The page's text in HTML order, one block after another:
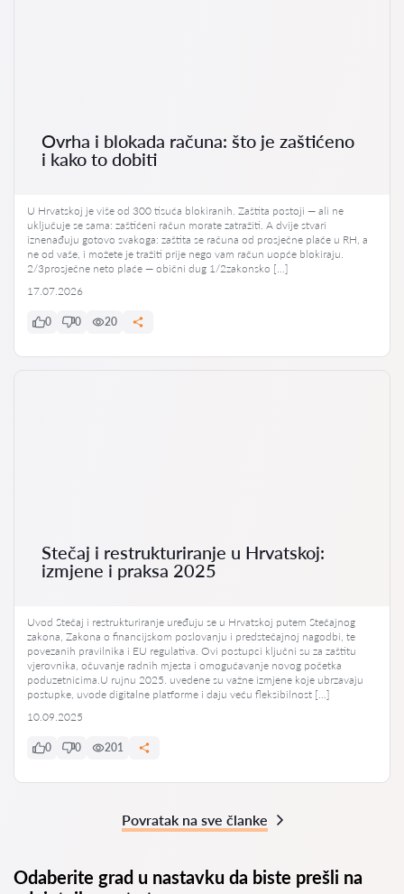
Ovrha i blokada računa: što je zaštićeno
i kako to dobiti
U Hrvatskoj je više od 300 tisuća blokiranih. Zaštita postoji — ali ne
uključuje se sama: zaštićeni račun morate zatražiti. A dvije stvari
iznenađuju gotovo svakoga: zaštita se računa od prosječne plaće u RH, a
ne od vaše, i možete je tražiti prije nego vam račun uopće blokiraju.
2/3prosječne neto plaće — obični dug 1/2zakonsko […]
17.07.2026
0 0 20
Stečaj i restrukturiranje u Hrvatskoj:
izmjene i praksa 2025
Uvod Stečaj i restrukturiranje uređuju se u Hrvatskoj putem Stečajnog
zakona, Zakona o financijskom poslovanju i predstečajnoj nagodbi, te
povezanih pravilnika i EU regulativa. Ovi postupci ključni su za zaštitu
vjerovnika, očuvanje radnih mjesta i omogućavanje novog početka
poduzetnicima.U rujnu 2025. uvedene su važne izmjene koje ubrzavaju
postupke, uvode digitalne platforme i daju veću fleksibilnost […]
10.09.2025
0 0 201
Povratak na sve članke
Odaberite grad u nastavku da biste prešli na